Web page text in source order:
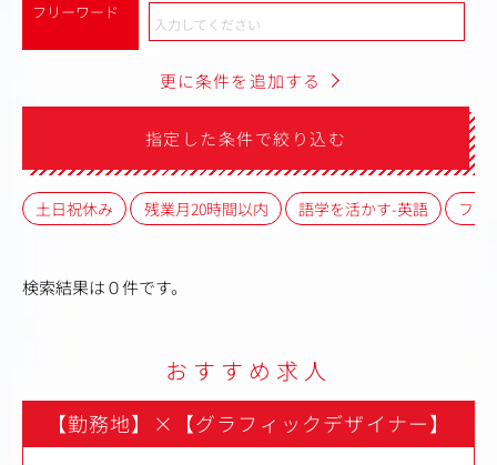
フリーワード
更に条件を追加する
指定した条件で絞り込む
土日祝休み 残業月20時間以内 語学を活かす-英語 フレ
検索結果は０件です。
おすすめ求人
【勤務地】 × 【グラフィックデザイナー】